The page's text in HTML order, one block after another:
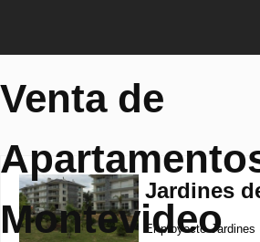
Venta de
Montevideo
Jardines
El proyecto